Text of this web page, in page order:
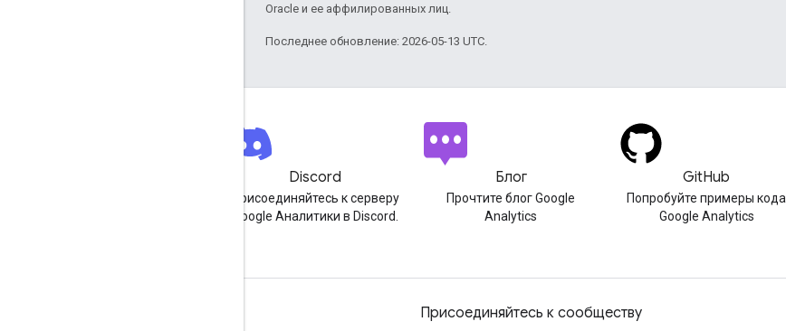
Oracle и ее аффилированных лиц.
Последнее обновление: 2026-05-13 UTC.
Discord
Присоединяйтесь к серверу
Google Аналитики в Discord.
Блог
Прочтите блог Google
Analytics
GitHub
Попробуйте примеры кода
Google Analytics
Присоединяйтесь к сообществу